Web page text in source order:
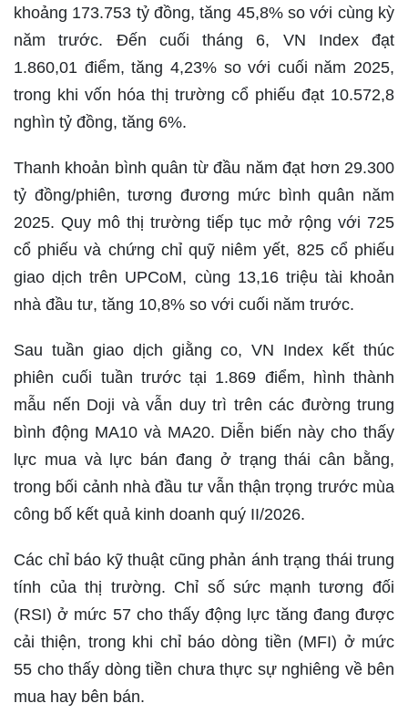
khoảng 173.753 tỷ đồng, tăng 45,8% so với cùng kỳ
năm trước. Đến cuối tháng 6, VN Index đạt
1.860,01 điểm, tăng 4,23% so với cuối năm 2025,
trong khi vốn hóa thị trường cổ phiếu đạt 10.572,8
nghìn tỷ đồng, tăng 6%.
Thanh khoản bình quân từ đầu năm đạt hơn 29.300
tỷ đồng/phiên, tương đương mức bình quân năm
2025. Quy mô thị trường tiếp tục mở rộng với 725
cổ phiếu và chứng chỉ quỹ niêm yết, 825 cổ phiếu
giao dịch trên UPCoM, cùng 13,16 triệu tài khoản
nhà đầu tư, tăng 10,8% so với cuối năm trước.
Sau tuần giao dịch giằng co, VN Index kết thúc
phiên cuối tuần trước tại 1.869 điểm, hình thành
mẫu nến Doji và vẫn duy trì trên các đường trung
bình động MA10 và MA20. Diễn biến này cho thấy
lực mua và lực bán đang ở trạng thái cân bằng,
trong bối cảnh nhà đầu tư vẫn thận trọng trước mùa
công bố kết quả kinh doanh quý II/2026.
Các chỉ báo kỹ thuật cũng phản ánh trạng thái trung
tính của thị trường. Chỉ số sức mạnh tương đối
(RSI) ở mức 57 cho thấy động lực tăng đang được
cải thiện, trong khi chỉ báo dòng tiền (MFI) ở mức
55 cho thấy dòng tiền chưa thực sự nghiêng về bên
mua hay bên bán.